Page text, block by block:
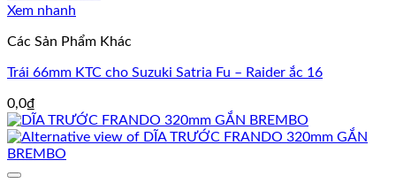
Xem nhanh
Các Sản Phẩm Khác
Trái 66mm KTC cho Suzuki Satria Fu – Raider ắc 16
0,0₫